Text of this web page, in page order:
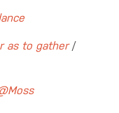
as to gather/